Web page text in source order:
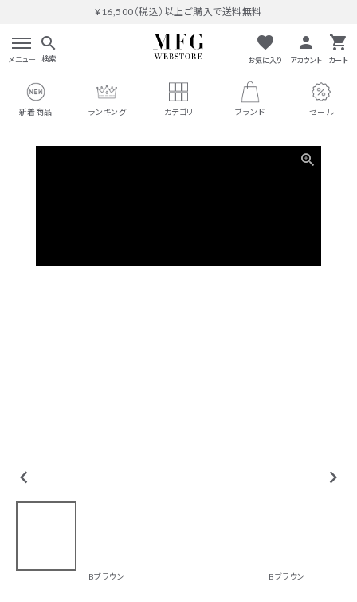
¥16,500（税込）以上ご購入で送料無料
メニュー
search
検索
favorite
お気に入り
person
アカウント
shopping_cart
カート
新着商品 ランキング カテゴリ ブランド セール
カ）｜サイドライン
Bブラウン Bブラウン